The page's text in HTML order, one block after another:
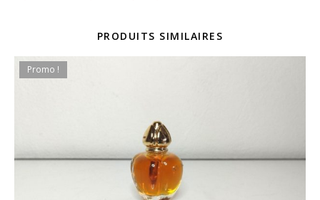
PRODUITS SIMILAIRES
Promo !